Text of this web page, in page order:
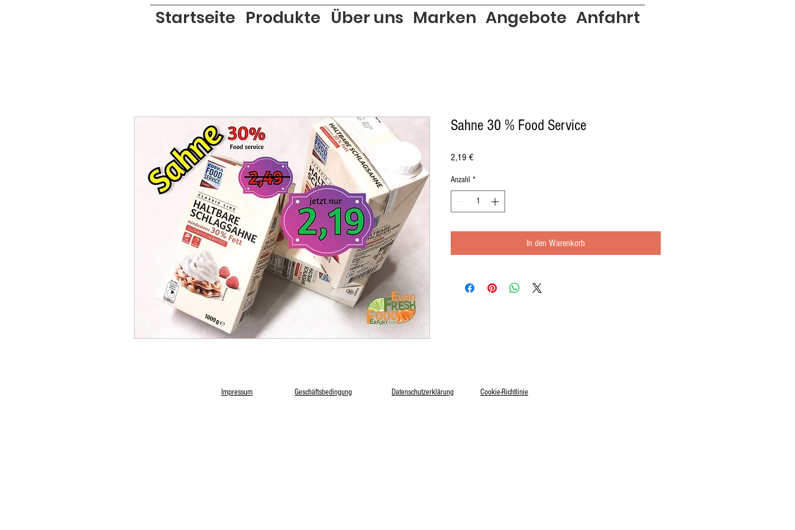
Startseite Produkte Über uns Marken Angebote Anfahrt
Sahne 30 % Food Service
2,19 €Preis
Anzahl *
In den Warenkorb
Impressum Geschäftsbedingung Datenschutzerklärung Cookie-Richtlinie